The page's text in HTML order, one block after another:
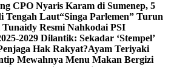
CPO Nyaris Karam di Sumenep, 5
Tengah Laut“Singa Parlemen” Turun
Resmi Nahkodai PSI
2029 Dilantik: Sekadar ‘Stempel’
Hak Rakyat?Ayam Teriyaki
Mewahnya Menu Makan Bergizi